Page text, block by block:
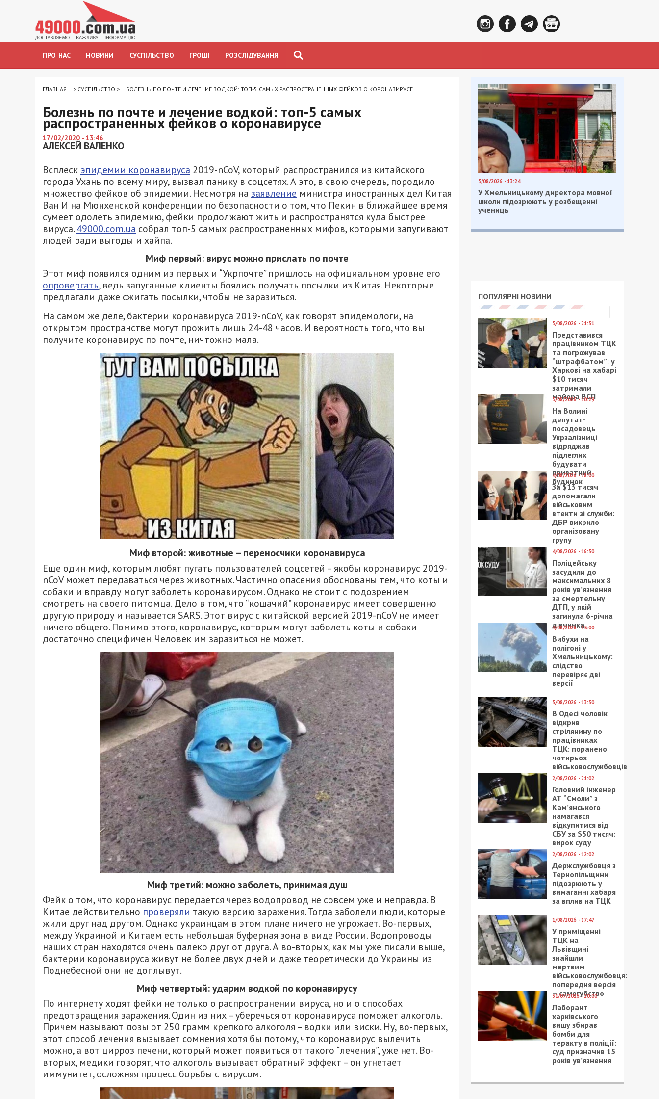
ПРО НАС НОВИНИ СУСПІЛЬСТВО ГРОШІ РОЗСЛІДУВАННЯ
ГЛАВНАЯ > СУСПІЛЬСТВО > БОЛЕЗНЬ ПО ПОЧТЕ И ЛЕЧЕНИЕ ВОДКОЙ: ТОП-5 САМЫХ РАСПРОСТРАНЕННЫХ ФЕЙКОВ О КОРОНАВИРУСЕ
Болезнь по почте и лечение водкой: топ-5 самых
распространенных фейков о коронавирусе
17/02/2020 - 13:46
АЛЕКСЕЙ ВАЛЕНКО
Всплеск эпидемии коронавируса 2019-nCoV, который распространился из китайского
города Ухань по всему миру, вызвал панику в соцсетях. А это, в свою очередь, породило
множество фейков об эпидемии. Несмотря на заявление министра иностранных дел Китая
Ван И на Мюнхенской конференции по безопасности о том, что Пекин в ближайшее время
сумеет одолеть эпидемию, фейки продолжают жить и распространятся куда быстрее
вируса.49000.com.ua собрал топ-5 самых распространенных мифов, которыми запугивают
людей ради выгоды и хайпа.
Миф первый: вирус можно прислать по почте
Этот миф появился одним из первых и “Укрпочте” пришлось на официальном уровне его
опровергать, ведь запуганные клиенты боялись получать посылки из Китая. Некоторые
предлагали даже сжигать посылки, чтобы не заразиться.
На самом же деле, бактерии коронавируса 2019-nCoV, как говорят эпидемологи, на
открытом пространстве могут прожить лишь 24-48 часов. И вероятность того, что вы
получите коронавирус по почте, ничтожно мала.
Миф второй: животные – переносчики коронавируса
Еще один миф, которым любят пугать пользователей соцсетей – якобы коронавирус 2019-
nCoV может передаваться через животных. Частично опасения обоснованы тем, что коты и
собаки и вправду могут заболеть коронавирусом. Однако не стоит с подозрением
смотреть на своего питомца. Дело в том, что “кошачий” коронавирус имеет совершенно
другую природу и называется SARS. Этот вирус с китайской версией 2019-nCoV не имеет
ничего общего. Помимо этого, коронавирус, которым могут заболеть коты и собаки
достаточно специфичен. Человек им заразиться не может.
Миф третий: можно заболеть, принимая душ
Фейк о том, что коронавирус передается через водопровод не совсем уже и неправда. В
Китае действительно проверяли такую версию заражения. Тогда заболели люди, которые
жили друг над другом. Однако украинцам в этом плане ничего не угрожает. Во-первых,
между Украиной и Китаем есть небольшая буферная зона в виде России. Водопроводы
наших стран находятся очень далеко друг от друга. А во-вторых, как мы уже писали выше,
бактерии коронавируса живут не более двух дней и даже теоретически до Украины из
Поднебесной они не доплывут.
Миф четвертый: ударим водкой по коронавирусу
По интернету ходят фейки не только о распространении вируса, но и о способах
предотвращения заражения. Один из них – уберечься от коронавируса поможет алкоголь.
Причем называют дозы от 250 грамм крепкого алкоголя – водки или виски. Ну, во-первых,
этот способ лечения вызывает сомнения хотя бы потому, что коронавирус вылечить
можно, а вот цирроз печени, который может появиться от такого “лечения”, уже нет. Во-
вторых, медики говорят, что алкоголь вызывает обратный эффект – он угнетает
иммунитет, осложняя процесс борьбы с вирусом.
5/08/2026 - 13:24
У Хмельницькому директора мовної
школи підозрюють у розбещенні
учениць
ПОПУЛЯРНІ НОВИНИ
5/08/2026 - 21:31
Представився
працівником ТЦК
та погрожував
“штрафбатом”: у
Харкові на хабарі
$10 тисяч
затримали
майора ВСП
5/08/2026 - 10:29
На Волині
депутат-
посадовець
Укрзалізниці
відряджав
підлеглих
будувати
приватний
будинок
4/08/2026 - 18:00
За $13 тисяч
допомагали
військовим
втекти зі служби:
ДБР викрило
організовану
групу
4/08/2026 - 16:30
Поліцейську
засудили до
максимальних 8
років ув’язнення
за смертельну
ДТП, у якій
загинула 6-річна
дівчинка
4/08/2026 - 15:00
Вибухи на
полігоні у
Хмельницькому:
слідство
перевіряє дві
версії
3/08/2026 - 13:30
В Одесі чоловік
відкрив
стрілянину по
працівниках
ТЦК: поранено
чотирьох
військовослужбовців
2/08/2026 - 21:02
Головний інженер
АТ “Смоли” з
Кам’янського
намагався
відкупитися від
СБУ за $50 тисяч:
вирок суду
2/08/2026 - 12:02
Держслужбовця з
Тернопільщини
підозрюють у
вимаганні хабаря
за вплив на ТЦК
1/08/2026 - 17:47
У приміщенні
ТЦК на
Львівщині
знайшли
мертвим
військовослужбовця:
попередня версія
– самогубство
31/07/2026 - 20:00
Лаборант
харківського
вишу збирав
бомби для
теракту в поліції:
суд призначив 15
років ув’язнення